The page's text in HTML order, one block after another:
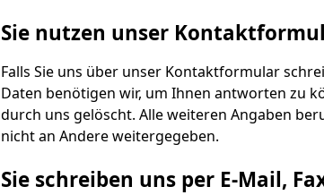
Sie nutzen unser
Falls Sie uns über unser Kontaktformular
Daten benötigen wir, um Ihnen antworten zu
durch uns gelöscht. Alle weiteren Angaben
nicht an Andere weitergegeben.
Sie schreiben uns per E-Mail,